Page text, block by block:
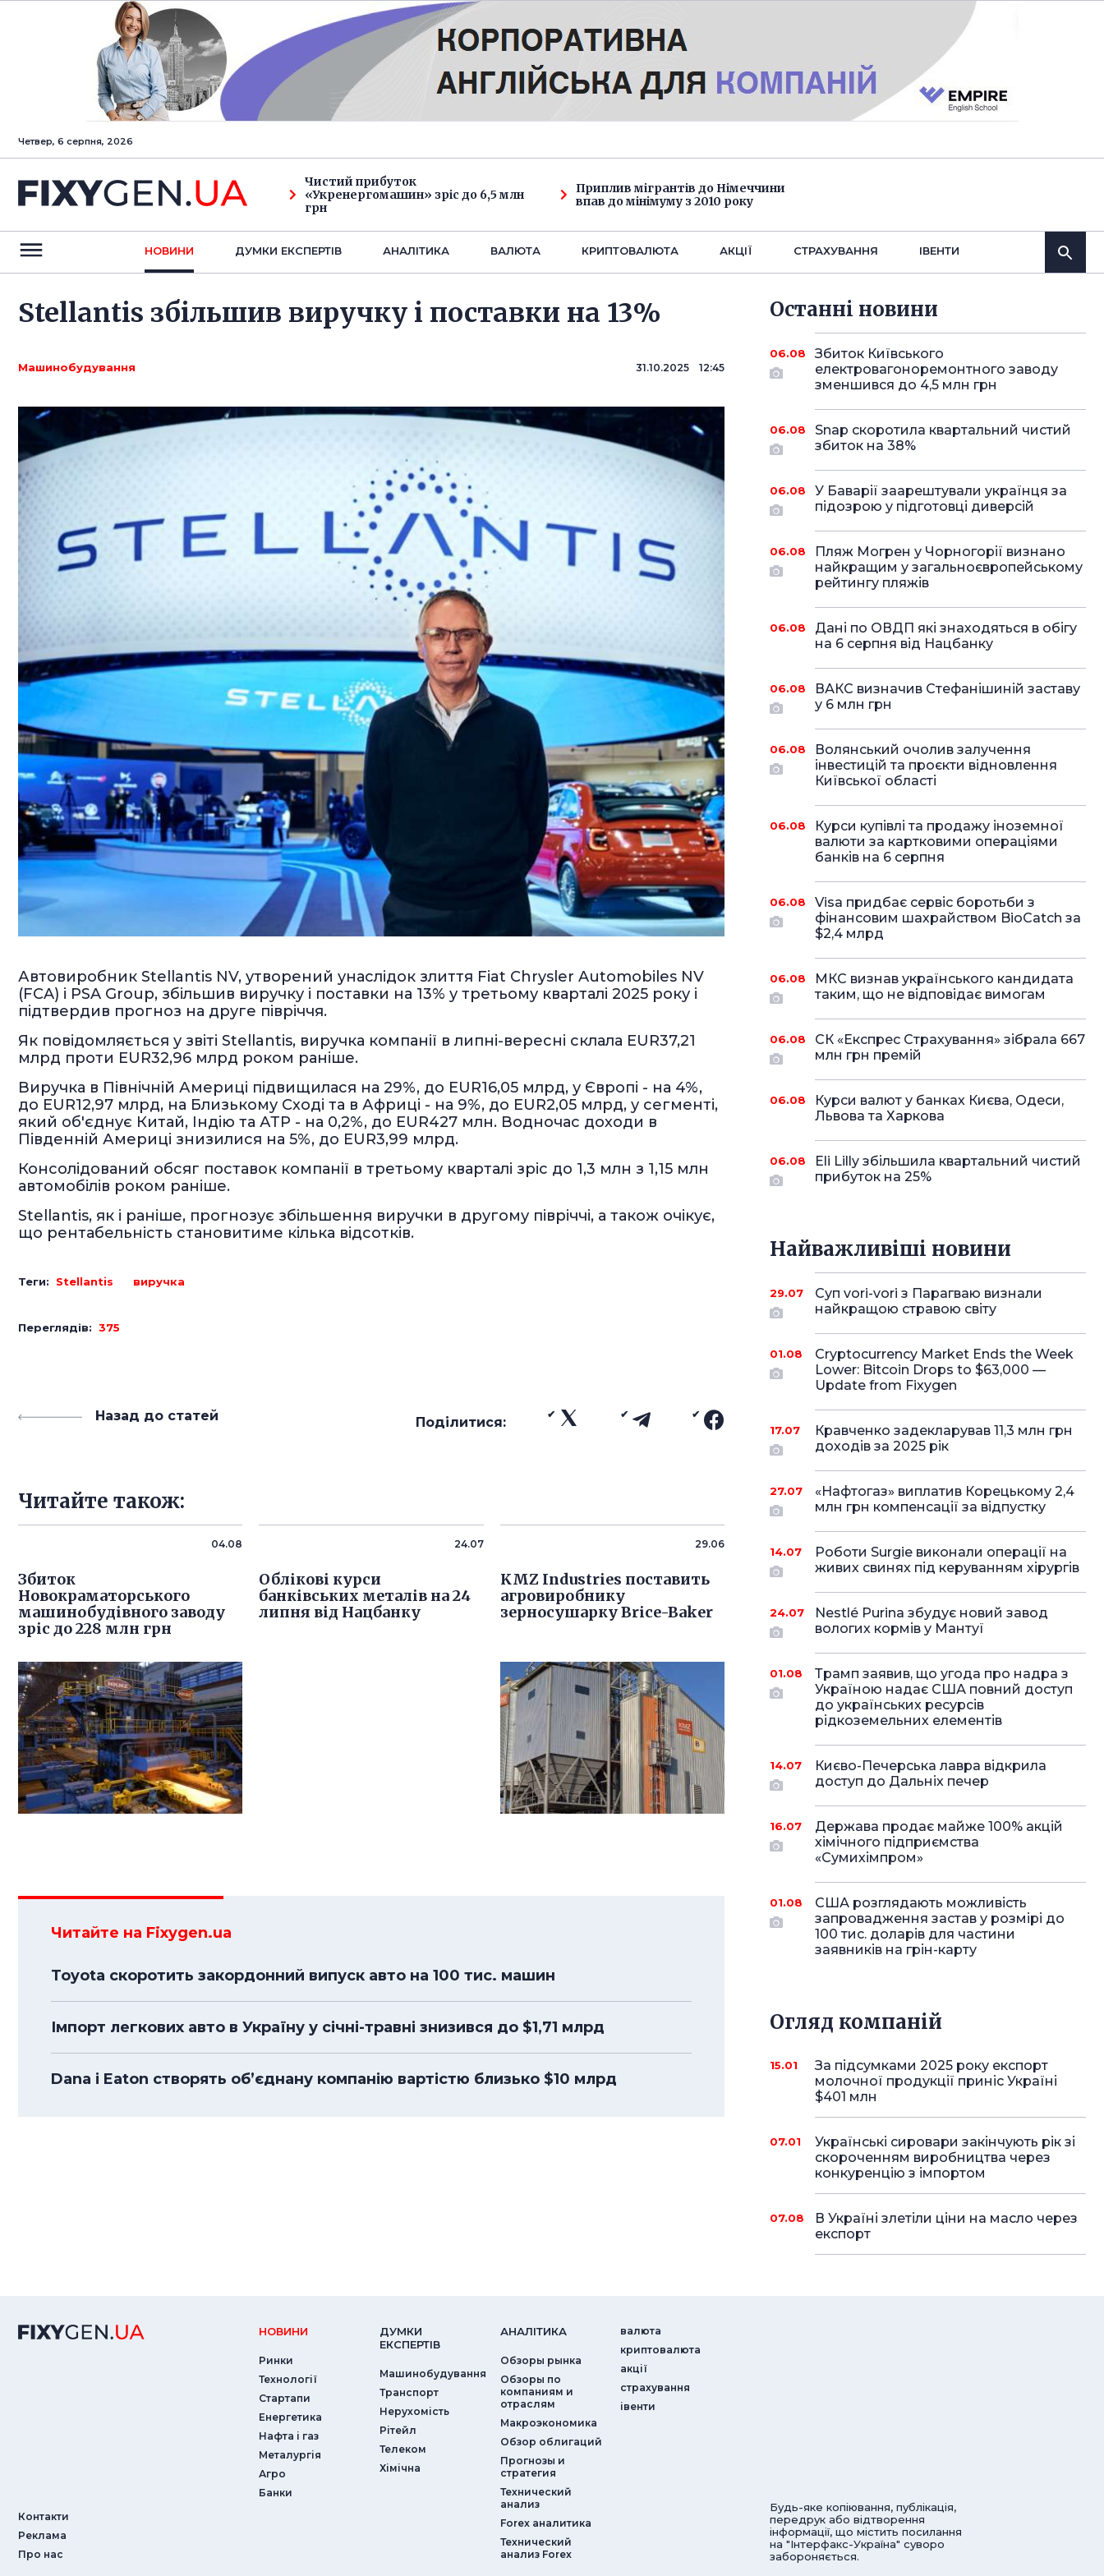
Четвер, 6 серпня, 2026
Чистий прибуток
«Укренергомашин» зріс до 6,5 млн
грн
Приплив мігрантів до Німеччини
впав до мінімуму з 2010 року
НОВИНИ ДУМКИ ЕКСПЕРТIВ АНАЛIТИКА ВАЛЮТА КРИПТОВАЛЮТА АКЦІЇ СТРАХУВАННЯ IВЕНТИ
Stellantis збільшив виручку і поставки на 13%
Машинобудування 31.10.2025 12:45
Автовиробник Stellantis NV, утворений унаслідок злиття Fiat Chrysler Automobiles NV
(FCA) і PSA Group, збільшив виручку і поставки на 13% у третьому кварталі 2025 року і
підтвердив прогноз на друге півріччя.
Як повідомляється у звіті Stellantis, виручка компанії в липні-вересні склала EUR37,21
млрд проти EUR32,96 млрд роком раніше.
Виручка в Північній Америці підвищилася на 29%, до EUR16,05 млрд, у Європі - на 4%,
до EUR12,97 млрд, на Близькому Сході та в Африці - на 9%, до EUR2,05 млрд, у сегменті,
який об'єднує Китай, Індію та АТР - на 0,2%, до EUR427 млн. Водночас доходи в
Південній Америці знизилися на 5%, до EUR3,99 млрд.
Консолідований обсяг поставок компанії в третьому кварталі зріс до 1,3 млн з 1,15 млн
автомобілів роком раніше.
Stellantis, як і раніше, прогнозує збільшення виручки в другому півріччі, а також очікує,
що рентабельність становитиме кілька відсотків.
Теги: Stellantis виручка
Переглядів: 375
Назад до статей Поділитися:
Читайте також:
04.08
Збиток
Новокраматорського
машинобудівного заводу
зріс до 228 млн грн
24.07
Облікові курси
банківських металів на 24
липня від Нацбанку
29.06
KMZ Industries поставить
агровиробнику
зерносушарку Brice-Baker
Читайте на Fixygen.ua
Toyota скоротить закордонний випуск авто на 100 тис. машин
Імпорт легкових авто в Україну у січні-травні знизився до $1,71 млрд
Dana і Eaton створять об’єднану компанію вартістю близько $10 млрд
Останнi новини
06.08
Збиток Київського
електровагоноремонтного заводу
зменшився до 4,5 млн грн
06.08
Snap скоротила квартальний чистий
збиток на 38%
06.08
У Баварії заарештували українця за
підозрою у підготовці диверсій
06.08
Пляж Могрен у Чорногорії визнано
найкращим у загальноєвропейському
рейтингу пляжів
06.08
Дані по ОВДП які знаходяться в обігу
на 6 серпня від Нацбанку
06.08
ВАКС визначив Стефанішиній заставу
у 6 млн грн
06.08
Волянський очолив залучення
інвестицій та проєкти відновлення
Київської області
06.08
Курси купівлі та продажу іноземної
валюти за картковими операціями
банків на 6 серпня
06.08
Visa придбає сервіс боротьби з
фінансовим шахрайством BioCatch за
$2,4 млрд
06.08
МКС визнав українського кандидата
таким, що не відповідає вимогам
06.08
СК «Експрес Страхування» зібрала 667
млн грн премій
06.08
Курси валют у банках Києва, Одеси,
Львова та Харкова
06.08
Eli Lilly збільшила квартальний чистий
прибуток на 25%
Найважливіші новини
29.07
Суп vori-vori з Парагваю визнали
найкращою стравою світу
01.08
Cryptocurrency Market Ends the Week
Lower: Bitcoin Drops to $63,000 —
Update from Fixygen
17.07
Кравченко задекларував 11,3 млн грн
доходів за 2025 рік
27.07
«Нафтогаз» виплатив Корецькому 2,4
млн грн компенсації за відпустку
14.07
Роботи Surgie виконали операції на
живих свинях під керуванням хірургів
24.07
Nestlé Purina збудує новий завод
вологих кормів у Мантуї
01.08
Трамп заявив, що угода про надра з
Україною надає США повний доступ
до українських ресурсів
рідкоземельних елементів
14.07
Києво-Печерська лавра відкрила
доступ до Дальніх печер
16.07
Держава продає майже 100% акцій
хімічного підприємства
«Сумихімпром»
01.08
США розглядають можливість
запровадження застав у розмірі до
100 тис. доларів для частини
заявників на грін-карту
Огляд компаній
15.01
За підсумками 2025 року експорт
молочної продукції приніс Україні
$401 млн
07.01
Українські сировари закінчують рік зі
скороченням виробництва через
конкуренцію з імпортом
07.08
В Україні злетіли ціни на масло через
експорт
Контакти
Реклама
Про нас
НОВИНИ
Ринки
Технології
Стартапи
Енергетика
Нафта і газ
Металургія
Агро
Банки
ДУМКИ
ЕКСПЕРТIВ
Машинобудування
Транспорт
Нерухомість
Рітейл
Телеком
Хімічна
АНАЛIТИКА
Обзоры рынка
Обзоры по
компаниям и
отраслям
Макроэкономика
Обзор облигаций
Прогнозы и
стратегия
Технический
анализ
Forex аналитика
Технический
анализ Forex
валюта
криптовалюта
акції
страхування
iвенти
Будь-яке копіювання, публікація,
передрук або відтворення
інформації, що містить посилання
на "Інтерфакс-Україна" суворо
забороняється.